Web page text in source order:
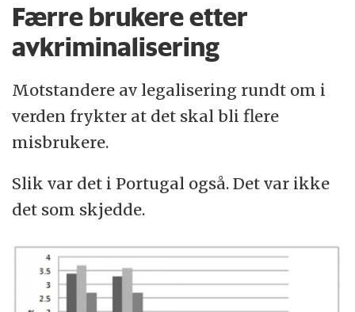
Færre brukere etter
avkriminalisering
Motstandere av legalisering rundt om i
verden frykter at det skal bli flere
misbrukere.
Slik var det i Portugal også. Det var ikke
det som skjedde.